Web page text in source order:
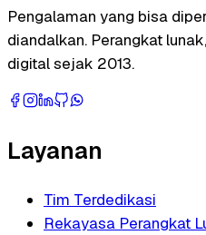
Pengalaman yang bisa
diandalkan. Perangkat
digital sejak 2013.
Layanan
Tim Terdedikasi
Rekayasa Perangkat